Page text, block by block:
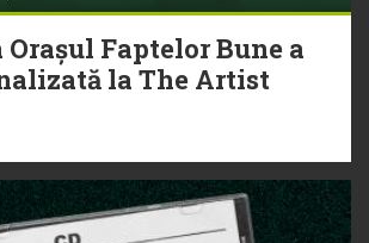
Faptelor Bune a
la The Artist